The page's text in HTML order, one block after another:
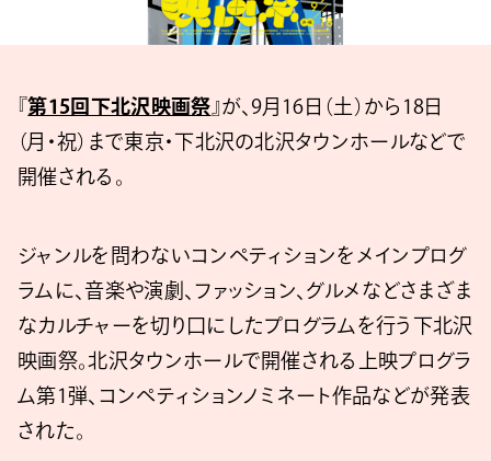
『第15回下北沢映画祭 』が、9月16日（土）から18日
（月・祝）まで東京・下北沢の北沢タウンホールなどで
開催される。
ジャンルを問わないコンペティションをメインプログ
ラムに、⾳楽や演劇、ファッション、グルメなどさまざま
なカルチャーを切り⼝にしたプログラムを⾏う下北沢
映画祭。北沢タウンホールで開催される上映プログラ
ム第1弾、コンペティションノミネート作品などが発表
された。